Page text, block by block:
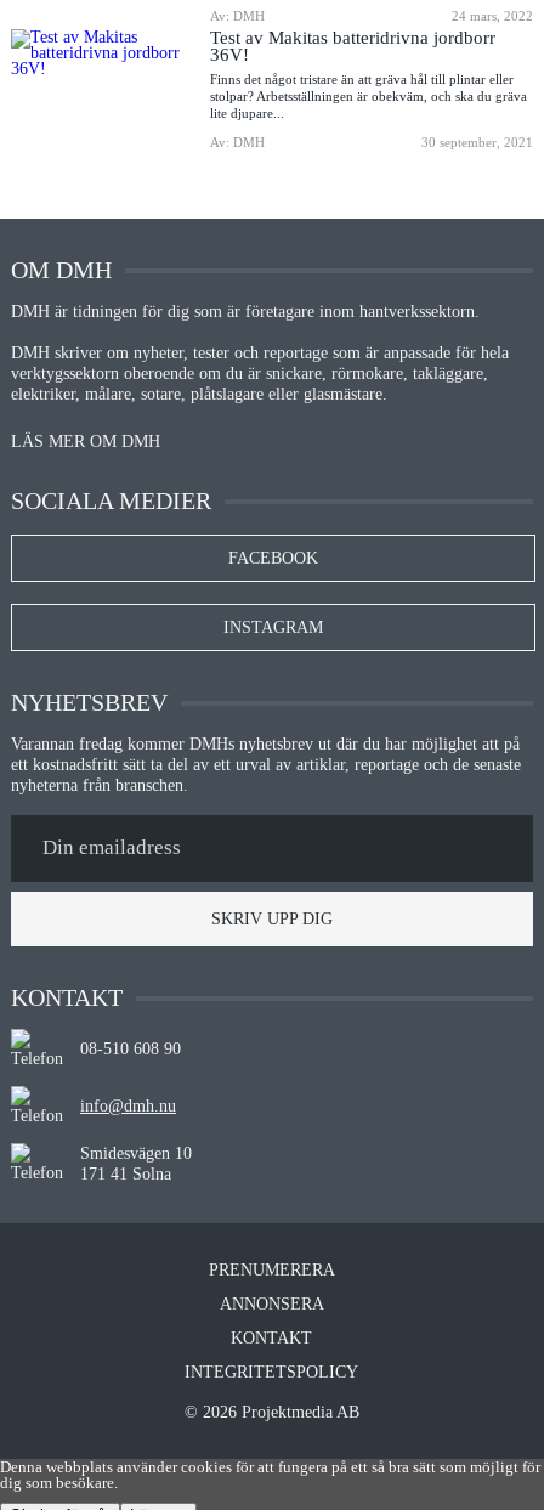
Av: DMH
24 mars, 2022
Test av Makitas batteridrivna jordborr
36V!
Finns det något tristare än att gräva hål till plintar eller
stolpar? Arbetsställningen är obekväm, och ska du gräva
lite djupare...
Av: DMH
30 september, 2021
OM DMH
DMH är tidningen för dig som är företagare inom hantverkssektorn.
DMH skriver om nyheter, tester och reportage som är anpassade för hela
verktygssektorn oberoende om du är snickare, rörmokare, takläggare,
elektriker, målare, sotare, plåtslagare eller glasmästare.
LÄS MER OM DMH
SOCIALA MEDIER
FACEBOOK
INSTAGRAM
NYHETSBREV
Varannan fredag kommer DMHs nyhetsbrev ut där du har möjlighet att på
ett kostnadsfritt sätt ta del av ett urval av artiklar, reportage och de senaste
nyheterna från branschen.
SKRIV UPP DIG
KONTAKT
08-510 608 90
info@dmh.nu
Smidesvägen 10
171 41 Solna
PRENUMERERA
ANNONSERA
KONTAKT
INTEGRITETSPOLICY
© 2026 Projektmedia AB
Denna webbplats använder cookies för att fungera på ett så bra sätt som möjligt för
dig som besökare.